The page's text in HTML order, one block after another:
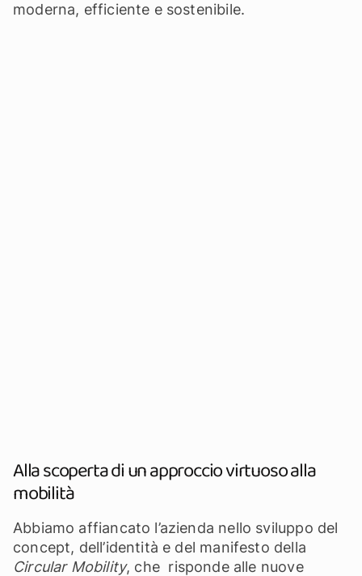
moderna, efficiente e sostenibile.
Alla scoperta di un approccio virtuoso alla
mobilità
Abbiamo affiancato l’azienda nello sviluppo del
concept, dell’identità e del manifesto della
Circular Mobility, che risponde alle nuove